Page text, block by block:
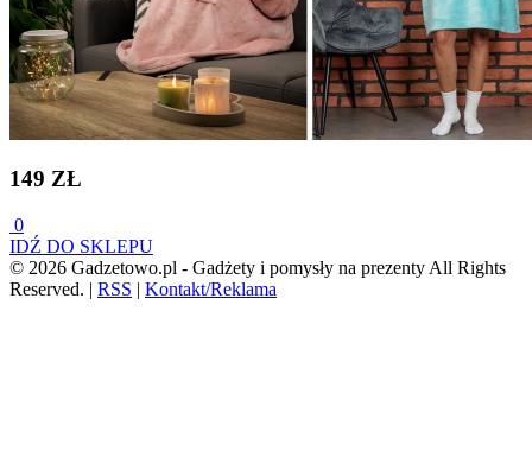
149 ZŁ
0
IDŹ DO SKLEPU
© 2026 Gadzetowo.pl - Gadżety i pomysły na prezenty All Rights
Reserved. | RSS | Kontakt/Reklama